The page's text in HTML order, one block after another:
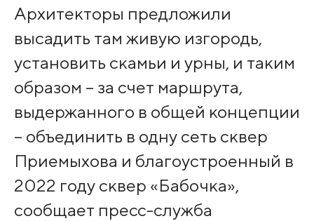
Архитекторы предложили
высадить там живую изгородь,
установить скамьи и урны, и таким
образом – за счет маршрута,
выдержанного в общей концепции
– объединить в одну сеть сквер
Приемыхова и благоустроенный в
2022 году сквер «Бабочка»,
сообщает пресс-служба